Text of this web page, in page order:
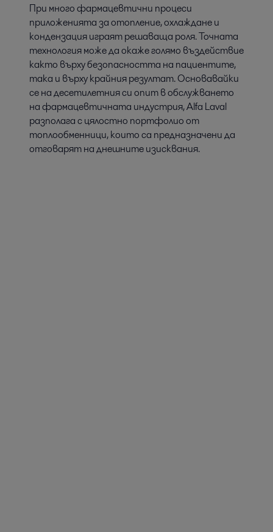
Фармацевтични хидрофорни
системи
При фармацевтичните хидрофорни системи е важно да се
поддържа качеството на водата в разпределителния
контур,така че да се осигури доставка до точките на
употреба според изисквания поток и температура
При много фармацевтични процеси
приложенията за отопление, охлаждане и
кондензация играят решаваща роля. Точната
технология може да окаже голямо въздействие
както върху безопасността на пациентите,
така и върху крайния резултат. Основавайки
се на десетилетния си опит в обслужването
на фармацевтичната индустрия, Alfa Laval
разполага с цялостно портфолио от
топлообменници, които са предназначени да
отговарят на днешните изисквания.